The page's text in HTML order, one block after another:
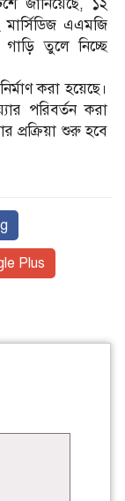
জানিয়েছে, ১২
এএমজি
তুলে নিচ্ছে
করা হয়েছে।
পরিবর্তন করা
প্রক্রিয়া শুরু হবে
Plus